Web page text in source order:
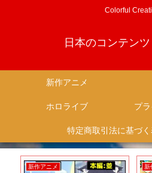
Colorful
日本のコンテン
新作アニメ
ホロライブ
新作アニメ 新